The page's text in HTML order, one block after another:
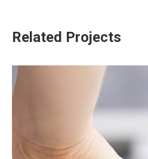
Related Projects